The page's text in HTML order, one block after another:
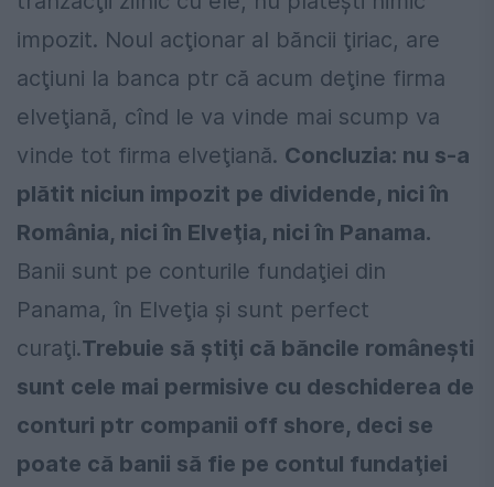
impozit. Noul acţionar al băncii ţiriac, are
acţiuni la banca ptr că acum deţine firma
elveţiană, cînd le va vinde mai scump va
vinde tot firma elveţiană. Concluzia: nu s-a
plătit niciun impozit pe dividende, nici în
România, nici în Elveţia, nici în Panama.
Banii sunt pe conturile fundaţiei din
Panama, în Elveţia şi sunt perfect
curaţi.Trebuie să ştiţi că băncile româneşti
sunt cele mai permisive cu deschiderea de
conturi ptr companii off shore, deci se
poate că banii să fie pe contul fundaţiei